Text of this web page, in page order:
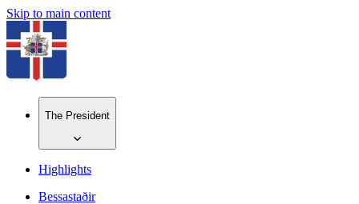
Skip to main content
The President
Highlights
Bessastaðir